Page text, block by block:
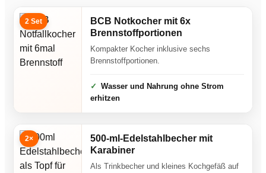
2 Set
BCB Notkocher mit 6x
Brennstoffportionen
Kompakter Kocher inklusive sechs
Brennstoffportionen.
Wasser und Nahrung ohne Strom
erhitzen
2×
500-ml-Edelstahlbecher mit
Karabiner
Als Trinkbecher und kleines Kochgefäß auf